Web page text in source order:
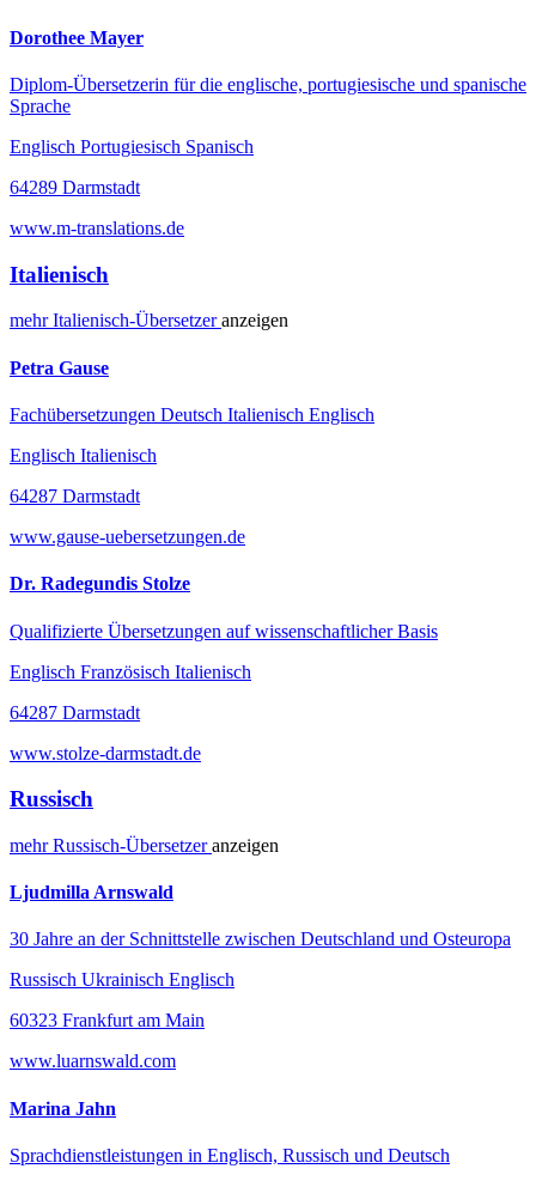
Dorothee Mayer
Diplom-Übersetzerin für die englische, portugiesische und spanische
Sprache
Englisch Portugiesisch Spanisch
64289 Darmstadt
www.m-translations.de
Italienisch
mehrItalienisch-Übersetzeranzeigen
Petra Gause
Fachübersetzungen Deutsch Italienisch Englisch
Englisch Italienisch
64287 Darmstadt
www.gause-uebersetzungen.de
Dr. Radegundis Stolze
Qualifizierte Übersetzungen auf wissenschaftlicher Basis
Englisch Französisch Italienisch
64287 Darmstadt
www.stolze-darmstadt.de
Russisch
mehrRussisch-Übersetzeranzeigen
Ljudmilla Arnswald
30 Jahre an der Schnittstelle zwischen Deutschland und Osteuropa
Russisch Ukrainisch Englisch
60323 Frankfurt am Main
www.luarnswald.com
Marina Jahn
Sprachdienstleistungen in Englisch, Russisch und Deutsch